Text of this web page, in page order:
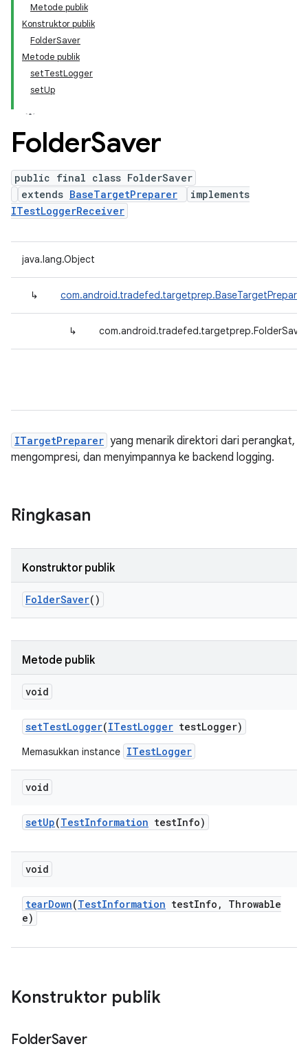
Metode publik
Konstruktor publik
FolderSaver
Metode publik
setTestLogger
setUp
FolderSaver
public final class FolderSaver
extends BaseTargetPreparer
implements
ITestLoggerReceiver
java.lang.Object
↳ com.android.tradefed.targetprep.BaseTargetPreparer
↳ com.android.tradefed.targetprep.FolderSaver
ITargetPreparer yang menarik direktori dari perangkat,
mengompresi, dan menyimpannya ke backend logging.
Ringkasan
Konstruktor publik
FolderSaver()
Metode publik
void
setTestLogger(ITestLogger testLogger)
Memasukkan instance ITestLogger
void
setUp(TestInformation testInfo)
void
tearDown(TestInformation testInfo ,
Throwable
e)
Konstruktor publik
FolderSaver